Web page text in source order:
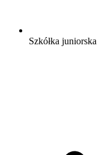
Szkółka juniorska